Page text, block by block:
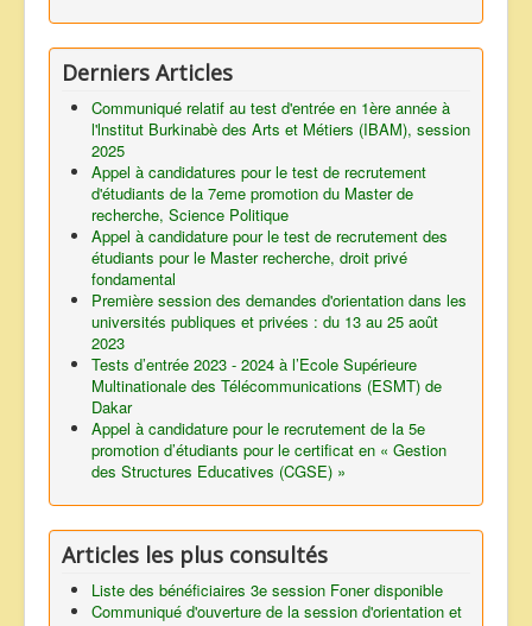
Derniers Articles
Communiqué relatif au test d'entrée en 1ère année à
l'lnstitut Burkinabè des Arts et Métiers (IBAM), session
2025
Appel à candidatures pour le test de recrutement
d'étudiants de la 7eme promotion du Master de
recherche, Science Politique
Appel à candidature pour le test de recrutement des
étudiants pour le Master recherche, droit privé
fondamental
Première session des demandes d'orientation dans les
universités publiques et privées : du 13 au 25 août
2023
Tests d’entrée 2023 - 2024 à l’Ecole Supérieure
Multinationale des Télécommunications (ESMT) de
Dakar
Appel à candidature pour le recrutement de la 5e
promotion d’étudiants pour le certificat en « Gestion
des Structures Educatives (CGSE) »
Articles les plus consultés
Liste des bénéficiaires 3e session Foner disponible
Communiqué d'ouverture de la session d'orientation et